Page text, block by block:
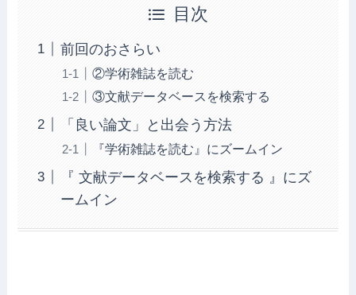
目次
前回のおさらい
②学術雑誌を読む
③文献データベースを検索する
「良い論文」と出会う方法
『学術雑誌を読む』にズームイン
『 文献データベースを検索する 』にズ
ームイン